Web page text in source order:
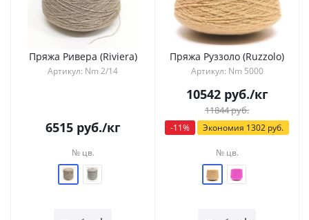
Пряжа Ривера (Riviera)
Артикул: Nm 2/14
6515руб./кг
№ цв.
Пряжа Руззоло (Ruzzolo)
Артикул: Nm 5000
10542руб./кг
11844руб.
-11% Экономия 1302 руб.
№ цв.